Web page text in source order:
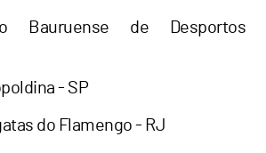
Bauruense de Desportos
- SP
do Flamengo - RJ